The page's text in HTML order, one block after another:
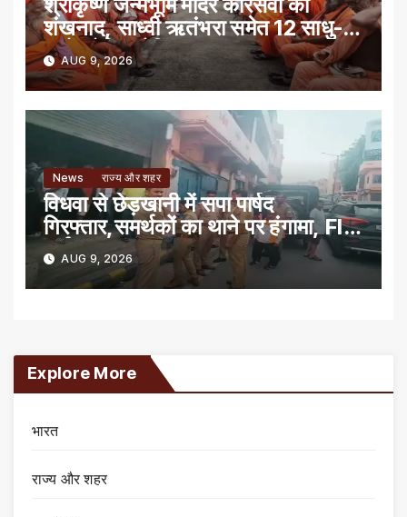
श्रीकृष्ण जन्मभूमि मंदिर कारसेवा का
शंखनाद, साध्वी ऋतंभरा समेत 12 साधु-
संतों को रेड नोटिस
AUG 9, 2026
News राज्य और शहर
विधवा से छेड़खानी में सपा पार्षद
गिरफ्तार,समर्थकों का थाने पर हंगामा, FIR
दर्जAUG 9, 2026
Explore More
भारत
राज्य और शहर